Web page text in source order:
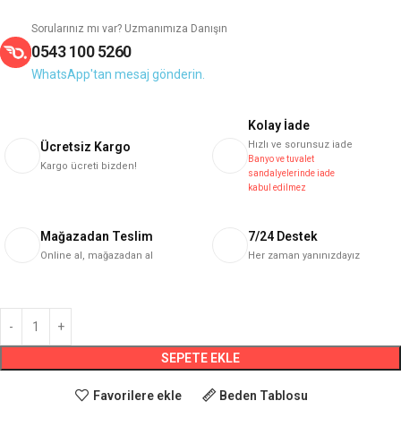
Sorularınız mı var? Uzmanımıza Danışın
0543 100 5260
WhatsApp'tan mesaj gönderin.
Ücretsiz Kargo
Kargo ücreti bizden!
Kolay İade
Hızlı ve sorunsuz iade
Banyo ve tuvalet
sandalyelerinde iade
kabul edilmez
Mağazadan Teslim
Online al, mağazadan al
7/24 Destek
Her zaman yanınızdayız
SEPETE EKLE
Favorilere ekle Beden Tablosu